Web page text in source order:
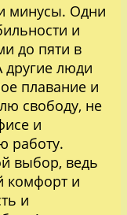
минусы. Одни
и
до пяти в
другие люди
плавание и
свободу, не
и
работу.
выбор, ведь
комфорт и
и